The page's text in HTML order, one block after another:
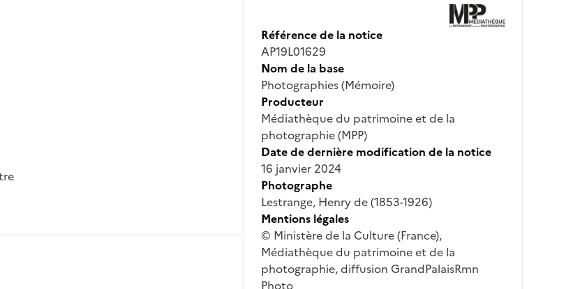
Référence de la notice
AP19L01629
Nom de la base
Photographies (Mémoire)
Producteur
Médiathèque du patrimoine et de la
photographie (MPP)
Date de dernière modification de la notice
16 janvier 2024
Photographe
Lestrange, Henry de (1853-1926)
Mentions légales
© Ministère de la Culture (France),
Médiathèque du patrimoine et de la
photographie, diffusion GrandPalaisRmn
Photo